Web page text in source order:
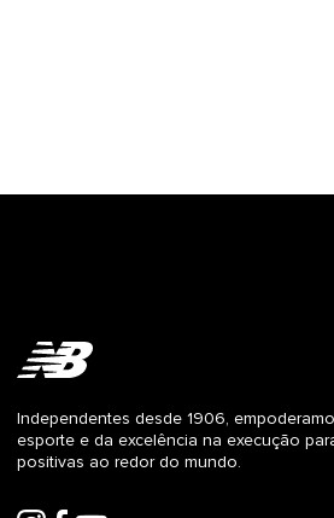
Independentes desde 1906,
esporte e da excelência na execução
positivas ao redor do mundo.